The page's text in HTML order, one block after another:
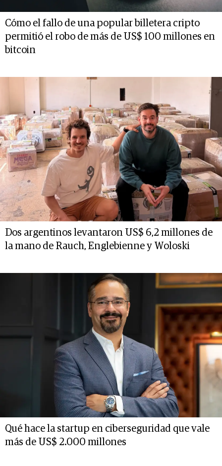
Cómo el fallo de una popular billetera cripto
permitió el robo de más de US$ 100 millones en
bitcoin
Dos argentinos levantaron US$ 6,2 millones de
la mano de Rauch, Englebienne y Woloski
Qué hace la startup en ciberseguridad que vale
más de US$ 2.000 millones